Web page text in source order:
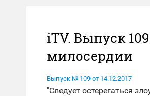
iTV. Выпуск
милосердии
Выпуск № 109 от 14.12.2017
"Следует остерегаться